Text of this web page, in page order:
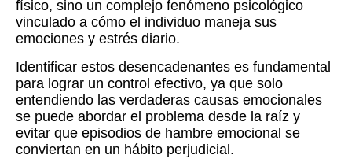
físico, sino un complejo fenómeno psicológico
vinculado a cómo el individuo maneja sus
emociones y estrés diario.
Identificar estos desencadenantes es fundamental
para lograr un control efectivo, ya que solo
entendiendo las verdaderas causas emocionales
se puede abordar el problema desde la raíz y
evitar que episodios de hambre emocional se
conviertan en un hábito perjudicial.